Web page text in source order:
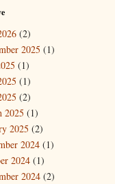
(2)
2025 (1)
(1)
(1)
(2)
2025 (1)
2025 (2)
2024 (1)
2024 (1)
2024 (2)